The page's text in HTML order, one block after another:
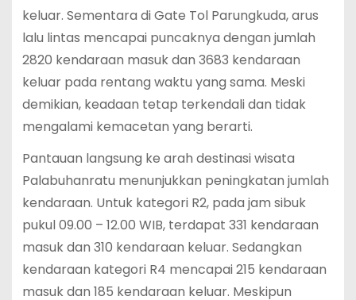
keluar. Sementara di Gate Tol Parungkuda, arus
lalu lintas mencapai puncaknya dengan jumlah
2820 kendaraan masuk dan 3683 kendaraan
keluar pada rentang waktu yang sama. Meski
demikian, keadaan tetap terkendali dan tidak
mengalami kemacetan yang berarti.
Pantauan langsung ke arah destinasi wisata
Palabuhanratu menunjukkan peningkatan jumlah
kendaraan. Untuk kategori R2, pada jam sibuk
pukul 09.00 – 12.00 WIB, terdapat 331 kendaraan
masuk dan 310 kendaraan keluar. Sedangkan
kendaraan kategori R4 mencapai 215 kendaraan
masuk dan 185 kendaraan keluar. Meskipun